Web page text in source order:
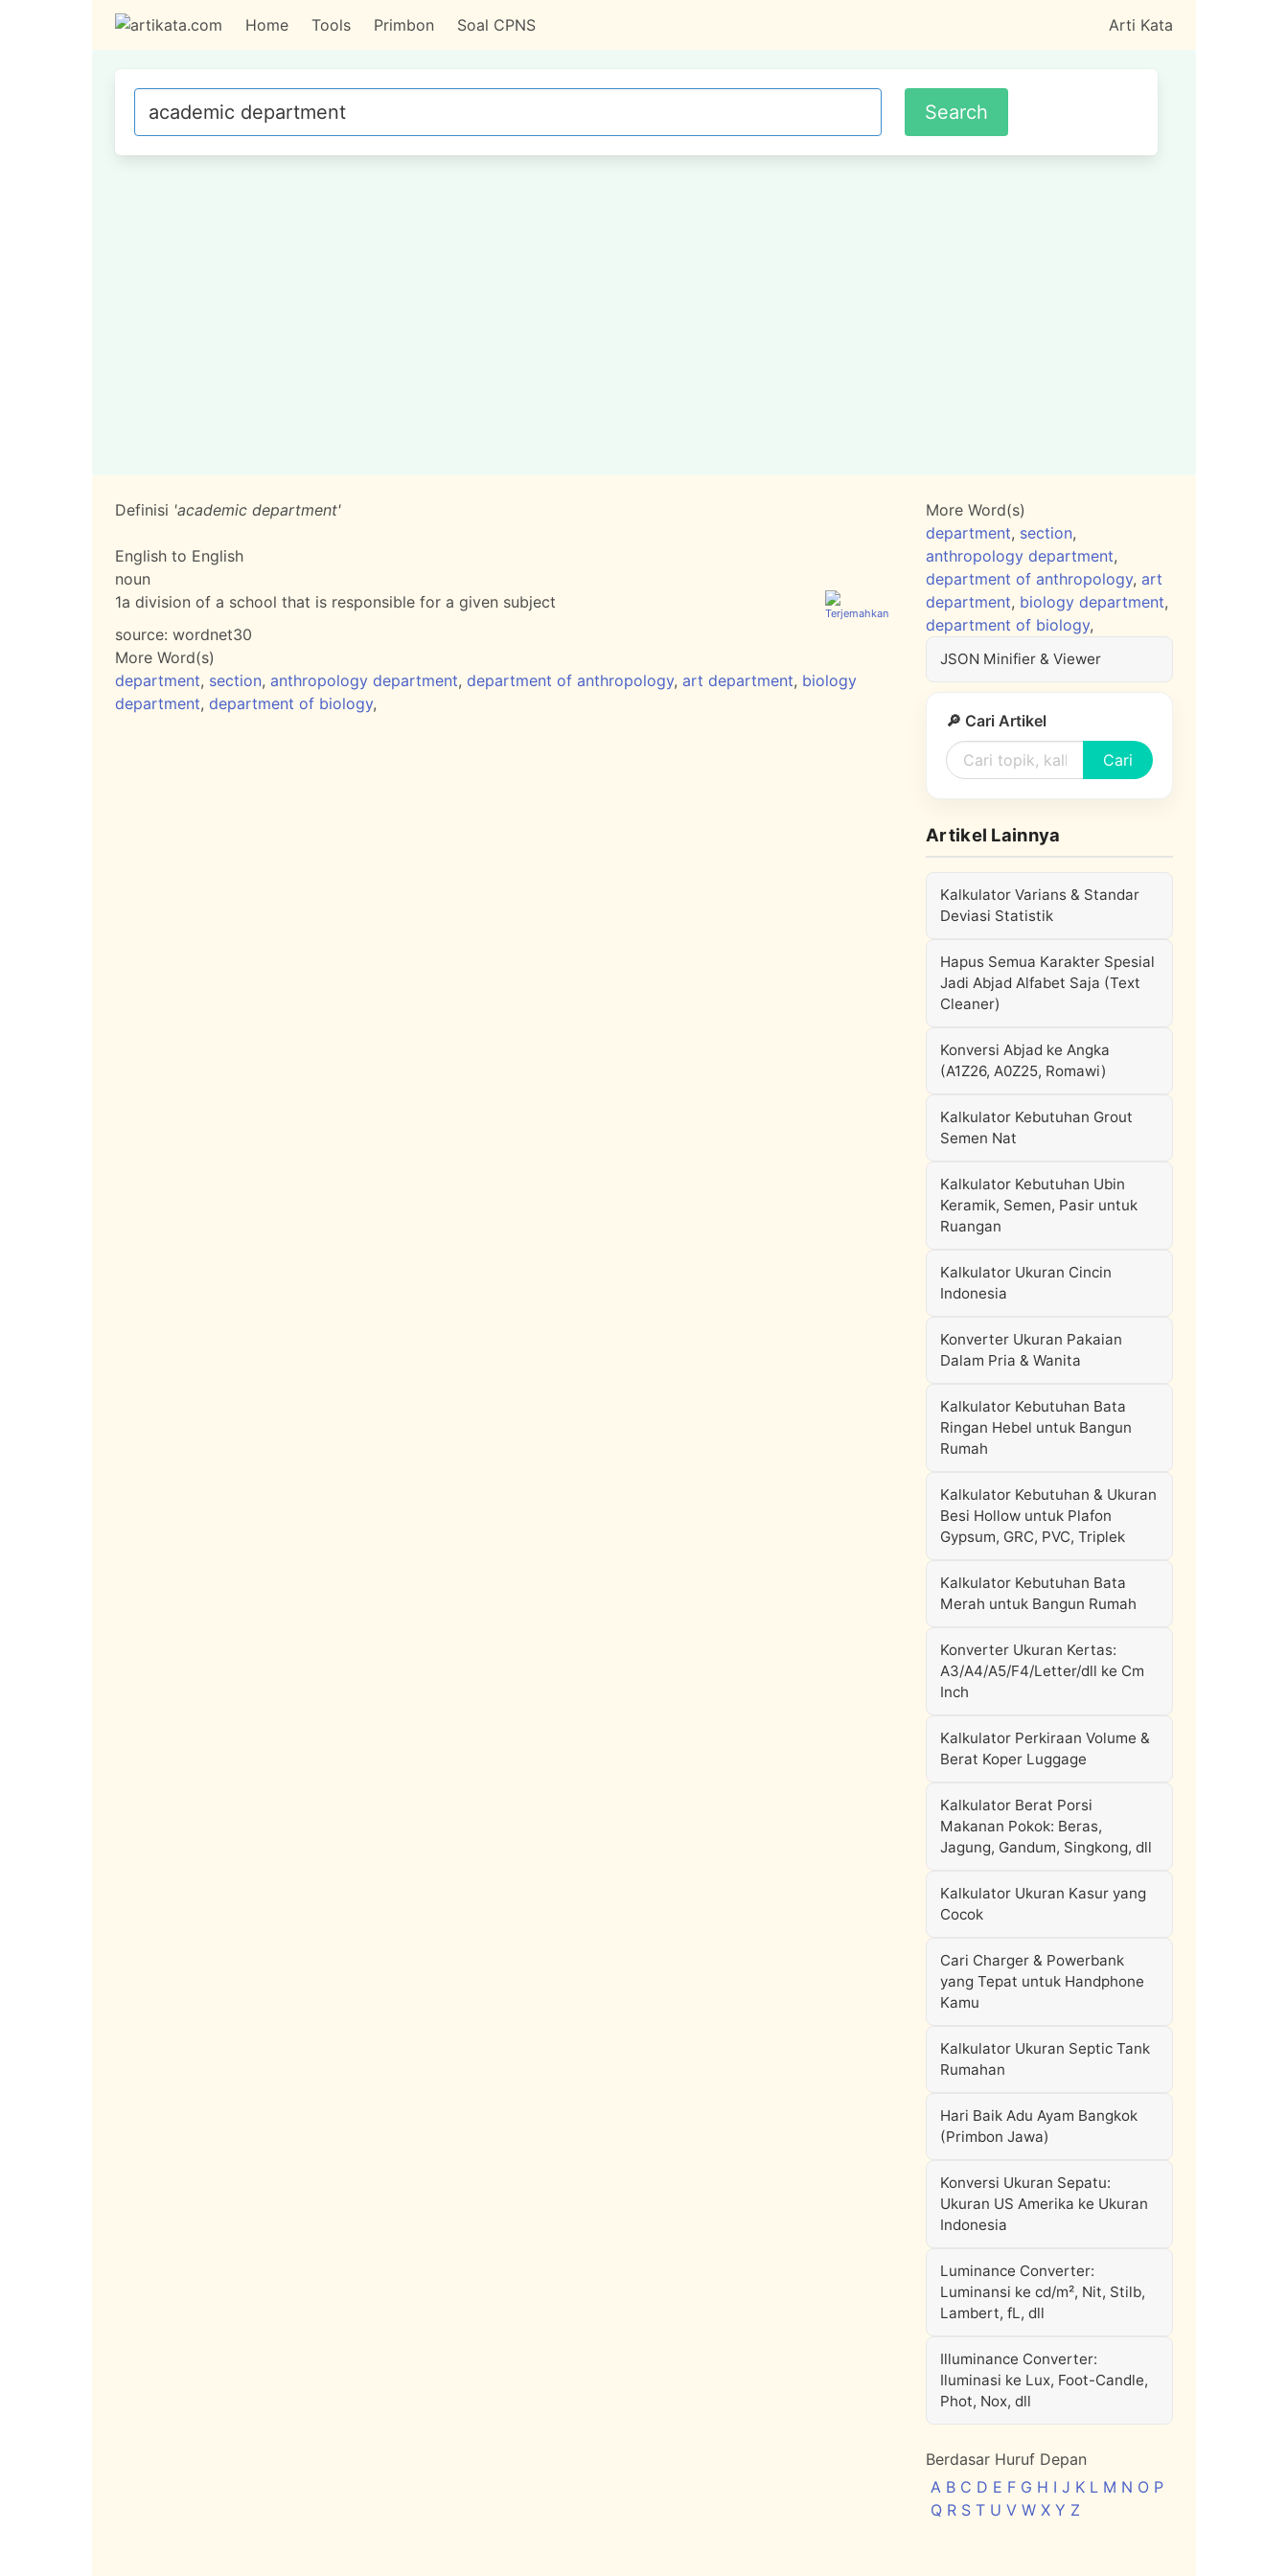
Home Tools Primbon Soal CPNS Arti Kata
Definisi 'academic department'
English to English
noun
1a division of a school that is responsible for a given subject
source: wordnet30
More Word(s)
department, section, anthropology department, department of anthropology, art department, biology
department, department of biology,
More Word(s)
department, section,
anthropology department,
department of anthropology, art
department, biology department,
department of biology,
JSON Minifier & Viewer
🔎 Cari Artikel
Cari
Artikel Lainnya
Kalkulator Varians & Standar
Deviasi Statistik
Hapus Semua Karakter Spesial
Jadi Abjad Alfabet Saja (Text
Cleaner)
Konversi Abjad ke Angka
(A1Z26, A0Z25, Romawi)
Kalkulator Kebutuhan Grout
Semen Nat
Kalkulator Kebutuhan Ubin
Keramik, Semen, Pasir untuk
Ruangan
Kalkulator Ukuran Cincin
Indonesia
Konverter Ukuran Pakaian
Dalam Pria & Wanita
Kalkulator Kebutuhan Bata
Ringan Hebel untuk Bangun
Rumah
Kalkulator Kebutuhan & Ukuran
Besi Hollow untuk Plafon
Gypsum, GRC, PVC, Triplek
Kalkulator Kebutuhan Bata
Merah untuk Bangun Rumah
Konverter Ukuran Kertas:
A3/A4/A5/F4/Letter/dll ke Cm
Inch
Kalkulator Perkiraan Volume &
Berat Koper Luggage
Kalkulator Berat Porsi
Makanan Pokok: Beras,
Jagung, Gandum, Singkong, dll
Kalkulator Ukuran Kasur yang
Cocok
Cari Charger & Powerbank
yang Tepat untuk Handphone
Kamu
Kalkulator Ukuran Septic Tank
Rumahan
Hari Baik Adu Ayam Bangkok
(Primbon Jawa)
Konversi Ukuran Sepatu:
Ukuran US Amerika ke Ukuran
Indonesia
Luminance Converter:
Luminansi ke cd/m², Nit, Stilb,
Lambert, fL, dll
Illuminance Converter:
Iluminasi ke Lux, Foot-Candle,
Phot, Nox, dll
Berdasar Huruf Depan
A B C D E F G H I J K L M N O P
Q R S T U V W X Y Z